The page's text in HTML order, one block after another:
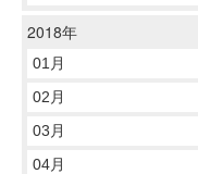
2018年
01月
02月
03月
04月